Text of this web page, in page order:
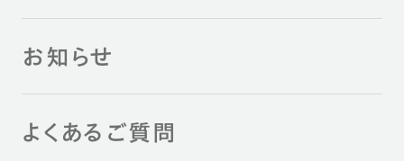
お知らせ
よくあるご質問